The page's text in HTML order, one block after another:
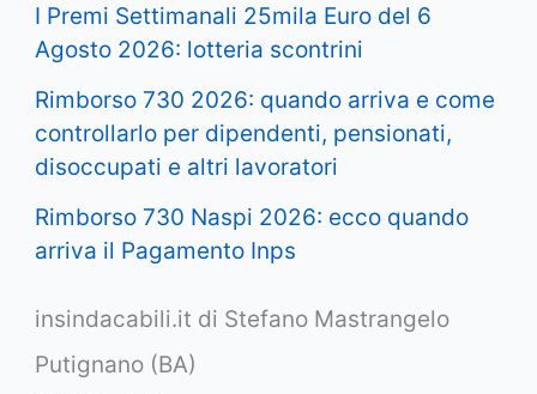
I Premi Settimanali 25mila Euro del 6
Agosto 2026: lotteria scontrini
Rimborso 730 2026: quando arriva e come
controllarlo per dipendenti, pensionati,
disoccupati e altri lavoratori
Rimborso 730 Naspi 2026: ecco quando
arriva il Pagamento Inps
insindacabili.it di Stefano Mastrangelo
Putignano (BA)